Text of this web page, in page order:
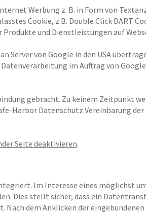
Werbung z. B. in Form von
Cookie, z.B. Double Click DART
und Dienstleistungen auf
von Google in den USA
im Auftrag von
gebracht. Zu keinem Zeitpunkt
Harbor Datenschutz Vereinbarung der
Seite deaktivieren.
Im Interesse eines möglichst
Dies stellt sicher, dass ein
dem Anklicken der eingebundenen